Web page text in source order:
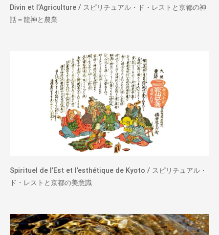
Divin et l’Agriculture / スピリチュアル・ド・レストと京都の神
話＝龍神と農業
Spirituel de l’Est et l’esthétique de Kyoto / スピリチュアル・
ド・レストと京都の美意識